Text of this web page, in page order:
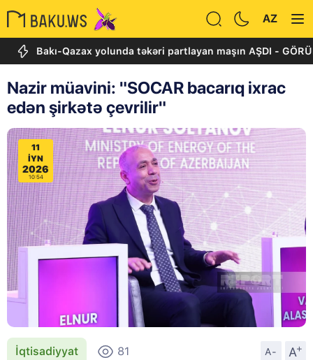
AZ
Bakı-Qazax yolunda təkəri partlayan maşın AŞDI -
Nazir müavini: "SOCAR bacarıq ixrac
edən şirkətə çevrilir"
11
IYN
2026
10:54
İqtisadiyyat 81 A- A
+